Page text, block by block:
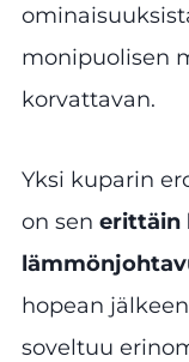
monipuolisen
korvattavan.
Yksi kuparin
on sen erittäin
hopean
soveltuu